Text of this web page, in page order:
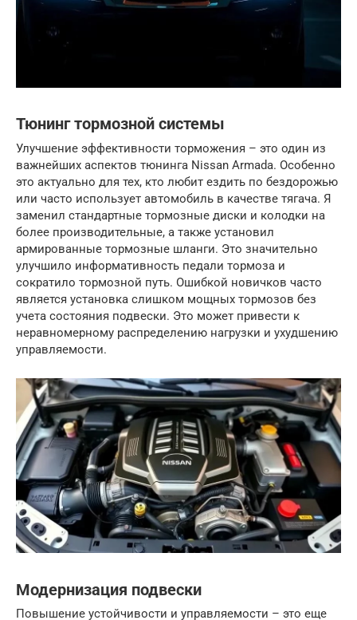
Тюнинг тормозной системы
Улучшение эффективности торможения – это один из
важнейших аспектов тюнинга Nissan Armada. Особенно
это актуально для тех, кто любит ездить по бездорожью
или часто использует автомобиль в качестве тягача. Я
заменил стандартные тормозные диски и колодки на
более производительные, а также установил
армированные тормозные шланги. Это значительно
улучшило информативность педали тормоза и
сократило тормозной путь. Ошибкой новичков часто
является установка слишком мощных тормозов без
учета состояния подвески. Это может привести к
неравномерному распределению нагрузки и ухудшению
управляемости.
Модернизация подвески
Повышение устойчивости и управляемости – это еще